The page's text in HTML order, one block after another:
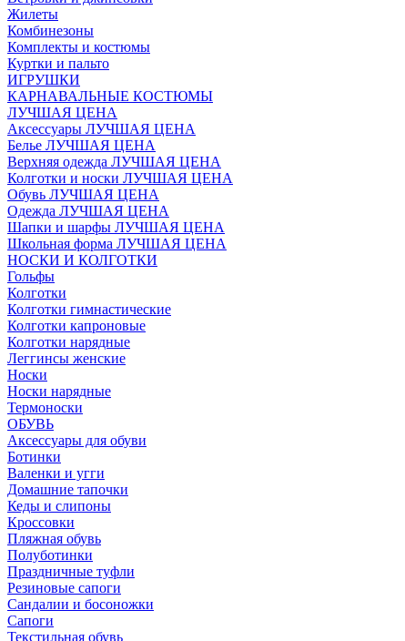
Жилеты
Комбинезоны
Комплекты и костюмы
Куртки и пальто
ИГРУШКИ
КАРНАВАЛЬНЫЕ КОСТЮМЫ
ЛУЧШАЯ ЦЕНА
Аксессуары ЛУЧШАЯ ЦЕНА
Белье ЛУЧШАЯ ЦЕНА
Верхняя одежда ЛУЧШАЯ ЦЕНА
Колготки и носки ЛУЧШАЯ ЦЕНА
Обувь ЛУЧШАЯ ЦЕНА
Одежда ЛУЧШАЯ ЦЕНА
Шапки и шарфы ЛУЧШАЯ ЦЕНА
Школьная форма ЛУЧШАЯ ЦЕНА
НОСКИ И КОЛГОТКИ
Гольфы
Колготки
Колготки гимнастические
Колготки капроновые
Колготки нарядные
Леггинсы женские
Носки
Носки нарядные
Термоноски
ОБУВЬ
Аксессуары для обуви
Ботинки
Валенки и угги
Домашние тапочки
Кеды и слипоны
Кроссовки
Пляжная обувь
Полуботинки
Праздничные туфли
Резиновые сапоги
Сандалии и босоножки
Сапоги
Текстильная обувь